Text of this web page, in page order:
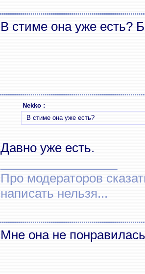
В стиме она уже есть?
Nekko :
В стиме она уже есть?
Давно уже есть.
Про модераторов
написать нельзя...
Мне она не